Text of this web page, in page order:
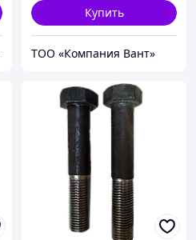
Купить
ТОО «Компания Вант»